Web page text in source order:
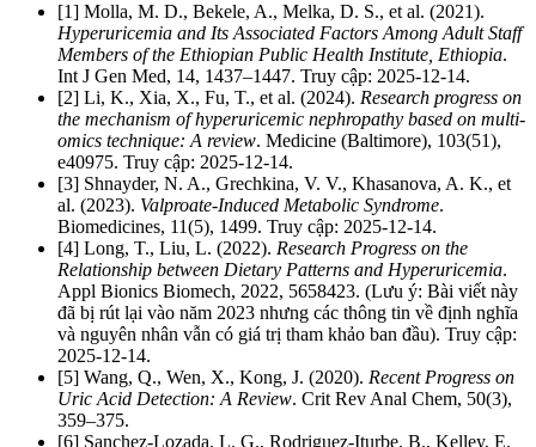
[1] Molla, M. D., Bekele, A., Melka, D. S., et al. (2021).
Hyperuricemia and Its Associated Factors Among Adult Staff
Members of the Ethiopian Public Health Institute, Ethiopia.
Int J Gen Med, 14, 1437–1447. Truy cập: 2025-12-14.
[2] Li, K., Xia, X., Fu, T., et al. (2024). Research progress on
the mechanism of hyperuricemic nephropathy based on multi-
omics technique: A review. Medicine (Baltimore), 103(51),
e40975. Truy cập: 2025-12-14.
[3] Shnayder, N. A., Grechkina, V. V., Khasanova, A. K., et
al. (2023). Valproate-Induced Metabolic Syndrome.
Biomedicines, 11(5), 1499. Truy cập: 2025-12-14.
[4] Long, T., Liu, L. (2022). Research Progress on the
Relationship between Dietary Patterns and Hyperuricemia.
Appl Bionics Biomech, 2022, 5658423. (Lưu ý: Bài viết này
đã bị rút lại vào năm 2023 nhưng các thông tin về định nghĩa
và nguyên nhân vẫn có giá trị tham khảo ban đầu). Truy cập:
2025-12-14.
[5] Wang, Q., Wen, X., Kong, J. (2020). Recent Progress on
Uric Acid Detection: A Review. Crit Rev Anal Chem, 50(3),
359–375.
[6] Sanchez-Lozada, L. G., Rodriguez-Iturbe, B., Kelley, E.